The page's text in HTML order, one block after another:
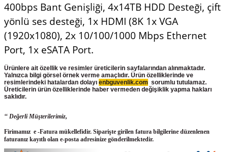
400bps Bant Genişliği, 4x14TB HDD Desteği, çift
yönlü ses desteği, 1x HDMI (8K 1x VGA
(1920x1080), 2x 10/100/1000 Mbps Ethernet
Port, 1x eSATA Port.
Ürünlere ait özellik ve resimler üreticilerin sayfalarından alınmaktadır.
Yalnızca bilgi görsel örnek verme amaçlıdır. Ürün özelliklerinde ve
resimlerindeki hatalardan dolayı enbguvenlik.com sorumlu tutulamaz.
Üreticilerin ürün özelliklerinde haber vermeden değişiklik yapma hakları
saklıdır.
‘‘ Değerli Müşterilerimiz,
Firimamız e -Fatura mükellefidir. Siparişte girilen fatura bilgilerine düzenlenen
faturanız kayıtlı olan e-posta adresinize gönderilmektedir.